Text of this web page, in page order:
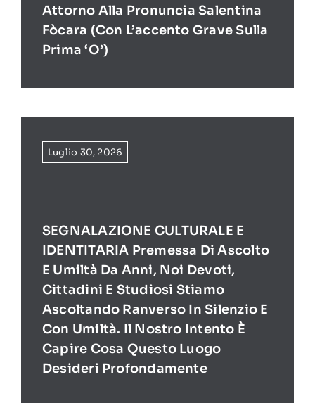
Attorno Alla Pronuncia Salentina
Fòcara (con L’accento Grave Sulla
Prima ‘O’)
Luglio 30, 2026
SEGNALAZIONE CULTURALE E
IDENTITARIA Premessa Di Ascolto
E Umiltà Da Anni, Noi Devoti,
Cittadini E Studiosi Stiamo
Ascoltando Ranverso In Silenzio E
Con Umiltà. Il Nostro Intento È
Capire Cosa Questo Luogo
Desideri Profondamente